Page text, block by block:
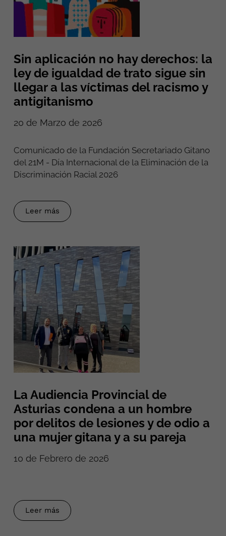
Sin aplicación no hay derechos: la
ley de igualdad de trato sigue sin
llegar a las víctimas del racismo y
antigitanismo
20 de Marzo de 2026
Comunicado de la Fundación Secretariado Gitano
del 21M - Día Internacional de la Eliminación de la
Discriminación Racial 2026
Leer más
La Audiencia Provincial de
Asturias condena a un hombre
por delitos de lesiones y de odio a
una mujer gitana y a su pareja
10 de Febrero de 2026
Leer más